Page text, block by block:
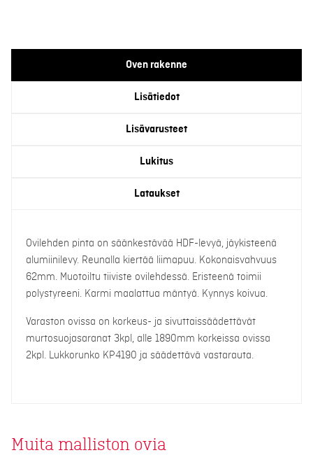
Oven rakenne
Lisätiedot
Lisävarusteet
Lukitus
Lataukset
Ovilehden pinta on säänkestävää HDF-levyä, jäykisteenä
alumiinilevy. Reunalla kiertää liimapuu. Kokonaisvahvuus
62mm. Muotoiltu tiiviste ovilehdessä. Eristeenä toimii
polystyreeni. Karmi maalattua mäntyä. Kynnys koivua.
Varaston ovissa on korkeus- ja sivuttaissäädettävät
murtosuojasaranat 3kpl, alle 1890mm korkeissa ovissa
2kpl. Lukkorunko KP4190 ja säädettävä vastarauta.
Muita malliston ovia